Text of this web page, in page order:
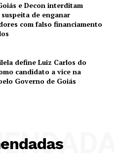
e Decon interditam
suspeita de enganar
com falso financiamento
define Luiz Carlos do
candidato a vice na
Governo de Goiás